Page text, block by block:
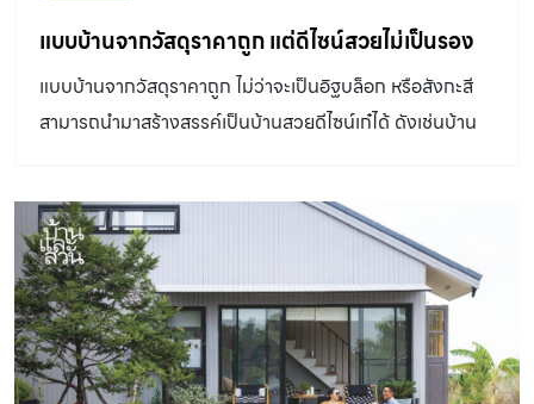
แบบบ้านจากวัสดุราคาถูก แต่ดีไซน์สวยไม่เป็นรอง
แบบบ้านจากวัสดุราคาถูก ไม่ว่าจะเป็นอิฐบล็อก หรือสังกะสี
สามารถนำมาสร้างสรรค์เป็นบ้านสวยดีไซน์เก๋ได้ ดังเช่นบ้าน